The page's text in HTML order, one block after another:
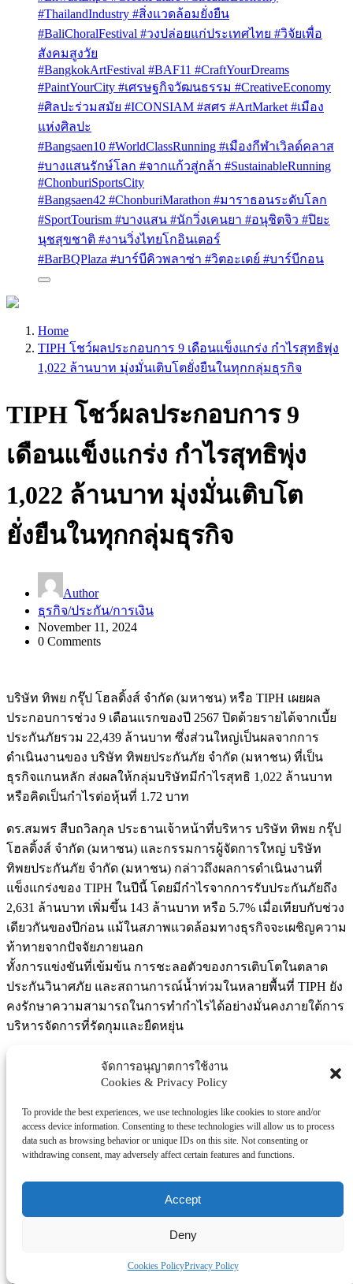
จัดการอนุญาตการใช้งาน
Cookies & Privacy Policy
To provide the best experiences, we use technologies like cookies to store and/or
access device information. Consenting to these technologies will allow us to process
data such as browsing behavior or unique IDs on this site. Not consenting or
withdrawing consent, may adversely affect certain features and functions.
Accept
Deny
Cookies PolicyPrivacy Policy
#ThailandIndustry #สิ่งแวดล้อมยั่งยืน
#BaliChoralFestival #วงปล่อยแก่ประเทศไทย #วิจัยเพื่อ
สังคมสูงวัย
#BangkokArtFestival #BAF11 #CraftYourDreams
#PaintYourCity #เศรษฐกิจวัฒนธรรม #CreativeEconomy
#ศิลปะร่วมสมัย #ICONSIAM #สศร #ArtMarket #เมือง
แห่งศิลปะ
#Bangsaen10 #WorldClassRunning #เมืองกีฬาเวิลด์คลาส
#บางแสนรักษ์โลก #จากแก้วสู่กล้า #SustainableRunning
#ChonburiSportsCity
#Bangsaen42 #ChonburiMarathon #มาราธอนระดับโลก
#SportTourism #บางแสน #นักวิ่งเคนยา #อนุชิตจิว #ปิยะ
นุชสุขชาติ #งานวิ่งไทยโกอินเตอร์
#BarBQPlaza #บาร์บีคิวพลาซ่า #วิตอะเดย์ #บาร์บีกอน
Home
TIPH โชว์ผลประกอบการ 9 เดือนแข็งแกร่ง กำไรสุทธิพุ่ง
1,022 ล้านบาท มุ่งมั่นเติบโตยั่งยืนในทุกกลุ่มธุรกิจ
TIPH โชว์ผลประกอบการ 9
เดือนแข็งแกร่ง กำไรสุทธิพุ่ง
1,022 ล้านบาท มุ่งมั่นเติบโต
ยั่งยืนในทุกกลุ่มธุรกิจ
Author
ธุรกิจ/ประกัน/การเงิน
November 11, 2024
0 Comments
บริษัท ทิพย กรุ๊ป โฮลดิ้งส์ จำกัด (มหาชน) หรือ TIPH เผยผล
ประกอบการช่วง 9 เดือนแรกของปี 2567 ปิดด้วยรายได้จากเบี้ย
ประกันภัยรวม 22,439 ล้านบาท ซึ่งส่วนใหญ่เป็นผลจากการ
ดำเนินงานของ บริษัท ทิพยประกันภัย จำกัด (มหาชน) ที่เป็น
ธุรกิจแกนหลัก ส่งผลให้กลุ่มบริษัทมีกำไรสุทธิ 1,022 ล้านบาท
หรือคิดเป็นกำไรต่อหุ้นที่ 1.72 บาท
ดร.สมพร สืบถวิลกุล ประธานเจ้าหน้าที่บริหาร บริษัท ทิพย กรุ๊ป
โฮลดิ้งส์ จำกัด (มหาชน) และกรรมการผู้จัดการใหญ่ บริษัท
ทิพยประกันภัย จำกัด (มหาชน) กล่าวถึงผลการดำเนินงานที่
แข็งแกร่งของ TIPH ในปีนี้ โดยมีกำไรจากการรับประกันภัยถึง
2,631 ล้านบาท เพิ่มขึ้น 143 ล้านบาท หรือ 5.7% เมื่อเทียบกับช่วง
เดียวกันของปีก่อน แม้ในสภาพแวดล้อมทางธุรกิจจะเผชิญความ
ท้าทายจากปัจจัยภายนอก
ทั้งการแข่งขันที่เข้มข้น การชะลอตัวของการเติบโตในตลาด
ประกันวินาศภัย และสถานการณ์น้ำท่วมในหลายพื้นที่ TIPH ยัง
คงรักษาความสามารถในการทำกำไรได้อย่างมั่นคงภายใต้การ
บริหารจัดการที่รัดกุมและยืดหยุ่น
บริษัท ทิพยประกันภัย จำกัด (มหาชน) หรือ TIP เน้นกลยุทธ์การ
รับประกันภัยที่คัดสรรและกำหนดอัตราเบี้ยประกันตามความ
ภัยแก่ลูกค้าเป็นไปอย่างยอดเยี่ยม ส่งผลให้ในช่วง 9 เดือนแรก
ของปี TIP มีกำไรจากการรับประกันภัย 2,283 ล้านบาท คงความ
แข็งแกร่งและต่อยอดการเติบโตได้อย่างยั่งยืน
นอกจากนี้ บริษัท ทิพย ไอบี จำกัด หนึ่งในบริษัทเรือธงของ TIPH
ที่มุ่งเน้นการลงทุนในธุรกิจประกันภัย ได้เข้าลงทุนในบริษัท อิน
ชัวร์เวิร์ส จำกัด (มหาชน) ซึ่งเป็นบริษัทประกันภัยวินาศภัยดิจิทัล
Digital Adaptive มีเบี้ยประกันภัยรับรวมรอบ 9 เดือนของปี 2567